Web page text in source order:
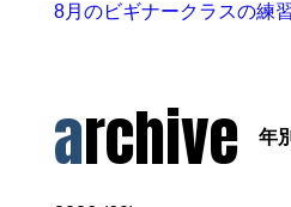
8月のビギナークラスの練
archive 年